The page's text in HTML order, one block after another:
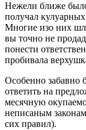
Нежели ближе
получал
Многие изо них
вы точно не
понести
пробивала
Особенно забавно
ответить на
месячную
неписаным
сих правил).